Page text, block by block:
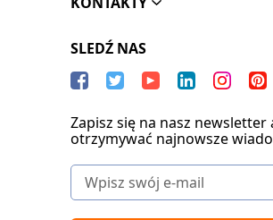
SLEDŹ NAS
Zapisz się na nasz newsletter
otrzymywać najnowsze